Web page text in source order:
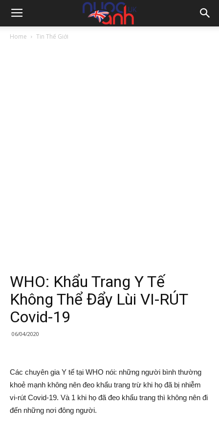
Home Tin Thế Giới
WHO: Khẩu Trang Y Tế
Không Thể Đẩy Lùi VI-RÚT
Covid-19
06/04/2020
Các chuyên gia Y tế tại WHO nói: những người bình thường
khoẻ mạnh không nên đeo khẩu trang trừ khi họ đã bị nhiễm
vi-rút Covid-19. Và 1 khi họ đã đeo khẩu trang thì không nên đi
đến những nơi đông người.